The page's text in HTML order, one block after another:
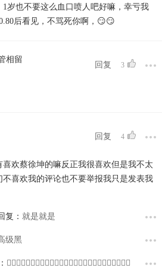
岁也不要这么血口喷人吧好嘛，幸亏我
后看见，不骂死你啊，😏😏
相留
回复 3
回复 4
欢蔡徐坤的嘛反正我很喜欢但是我不太
喜欢我的评论也不要举报我只是发表我
复： 就是就是
级黑
🧟‍♂️🧟‍♀️🧟‍♂️🧟‍♀️🧟‍♂️🧟‍♀️🧟‍♂️🧟‍♀️🧟‍♂️🧟‍♀️🧟‍♂️🧟‍♀️🧟‍♂️